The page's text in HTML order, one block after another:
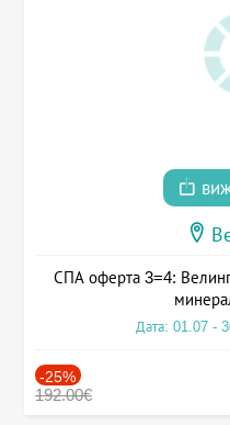
СПА оферта 3=4:
Дата: 01.07 -
-25%
192.00€